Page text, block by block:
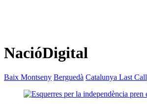
NacióDigital
Baix Montseny Berguedà Catalunya Last Call